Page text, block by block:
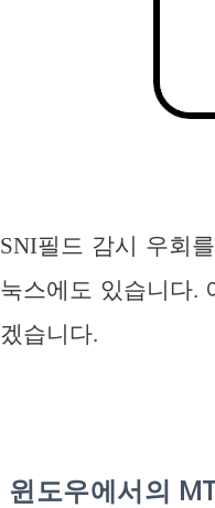
SNI필드 감시 우회
눅스에도 있습니다.
겠습니다.
윈도우에서의